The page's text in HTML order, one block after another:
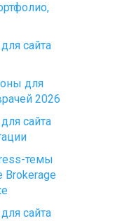
сайта
для
2026
сайта
темы
Brokerage
сайта